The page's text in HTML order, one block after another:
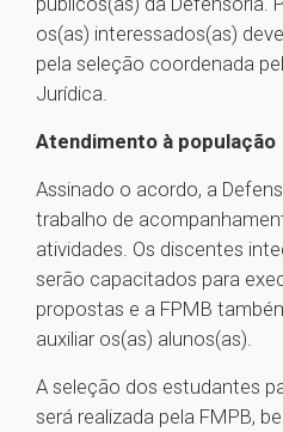
os(as) interessados(as)
pela seleção coordenada
Jurídica.
Atendimento à população
Assinado o acordo, a
trabalho de
atividades. Os discentes
serão capacitados para
propostas e a FPMB
auxiliar os(as) alunos(as).
A seleção dos estudantes
será realizada pela FMPB,